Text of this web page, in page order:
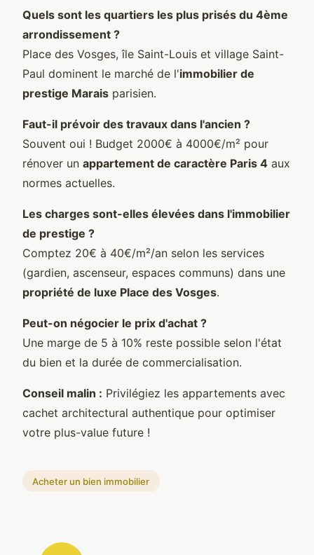
Quels sont les quartiers les plus prisés du 4ème
arrondissement ?
Place des Vosges, île Saint-Louis et village Saint-
Paul dominent le marché de l'immobilier de
prestige Marais parisien.
Faut-il prévoir des travaux dans l'ancien ?
Souvent oui ! Budget 2000€ à 4000€/m² pour
rénover un appartement de caractère Paris 4 aux
normes actuelles.
Les charges sont-elles élevées dans l'immobilier
de prestige ?
Comptez 20€ à 40€/m²/an selon les services
(gardien, ascenseur, espaces communs) dans une
propriété de luxe Place des Vosges.
Peut-on négocier le prix d'achat ?
Une marge de 5 à 10% reste possible selon l'état
du bien et la durée de commercialisation.
Conseil malin : Privilégiez les appartements avec
cachet architectural authentique pour optimiser
votre plus-value future !
Acheter un bien immobilier